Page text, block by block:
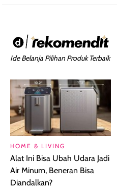
Ide Belanja Pilihan Produk Terbaik
HOME & LIVING
Alat Ini Bisa Ubah Udara Jadi
Air Minum, Beneran Bisa
Diandalkan?